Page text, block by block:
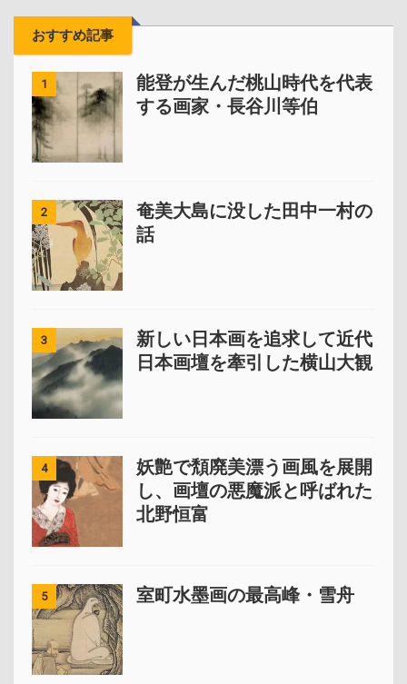
おすすめ記事
1
能登が生んだ桃山時代を代表
する画家・長谷川等伯
2
奄美大島に没した田中一村の
話
3
新しい日本画を追求して近代
日本画壇を牽引した横山大観
4
妖艶で頽廃美漂う画風を展開
し、画壇の悪魔派と呼ばれた
北野恒富
5 室町水墨画の最高峰・雪舟